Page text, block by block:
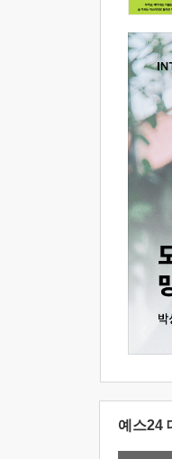
예스24